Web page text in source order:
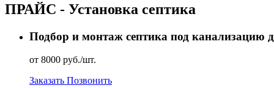
ПРАЙС - Установка септика
Подбор и монтаж септика под канализацию
от 8000 руб./шт.
Заказать Позвонить